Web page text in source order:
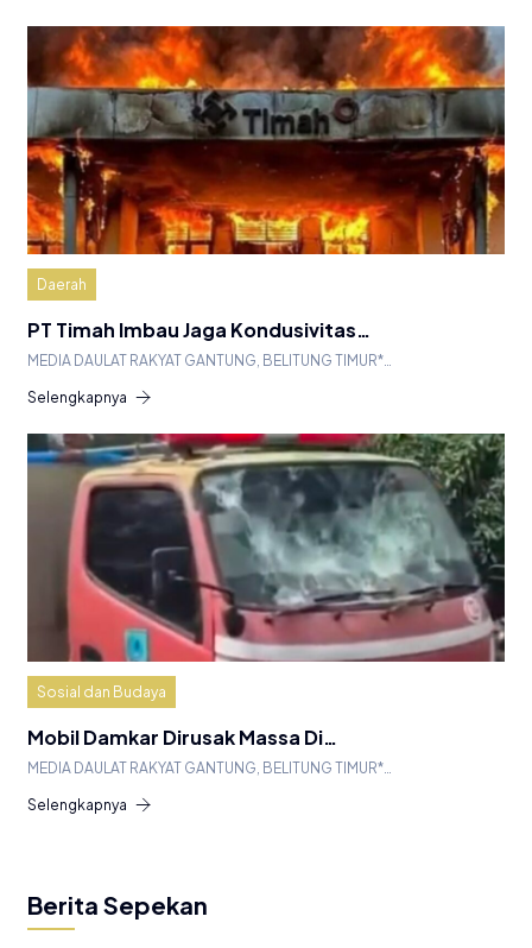
Daerah
PT Timah Imbau Jaga Kondusivitas…
MEDIA DAULAT RAKYAT GANTUNG, BELITUNG TIMUR*…
Selengkapnya
Sosial dan Budaya
Mobil Damkar Dirusak Massa Di…
MEDIA DAULAT RAKYAT GANTUNG, BELITUNG TIMUR*…
Selengkapnya
Berita Sepekan